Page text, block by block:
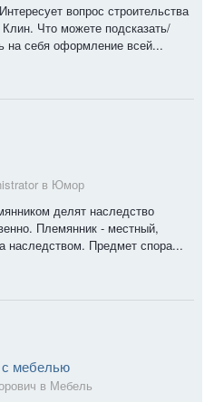
вопрос строительства
Что можете подсказать/
на себя оформление всей...
в Юмор
делят наследство
Племянник - местный,
наследством. Предмет спора...
с мебелью
в Мебель